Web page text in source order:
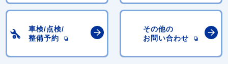
車検/点検/
整備予約
その他の
お問い合わせ